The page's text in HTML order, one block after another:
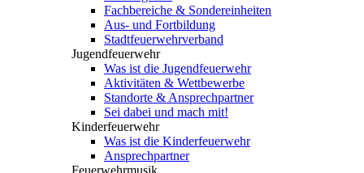
Fachbereiche & Sondereinheiten
Aus- und Fortbildung
Stadtfeuerwehrverband
Jugendfeuerwehr
Was ist die Jugendfeuerwehr
Aktivitäten & Wettbewerbe
Standorte & Ansprechpartner
Sei dabei und mach mit!
Kinderfeuerwehr
Was ist die Kinderfeuerwehr
Ansprechpartner
Feuerwehrmusik